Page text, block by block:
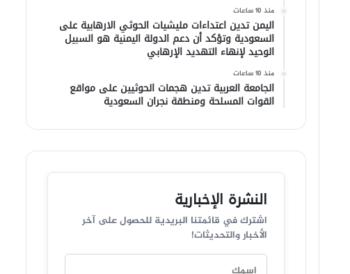
منذ 10 ساعات
اليمن تدين اعتداءات مليشيات الحوثي الارهابية على
السعودية وتؤكد أن دعم الدولة اليمنية هو السبيل
الوحيد لإنهاء التهديد الإرهابي
منذ 10 ساعات
الجامعة العربية تدين هجمات الحوثيين على مواقع
القوات المسلحة ومنطقة نجران السعودية
النشرة الإخبارية
اشترك في قائمتنا البريدية للحصول على آخر
الأخبار والتحديثات!